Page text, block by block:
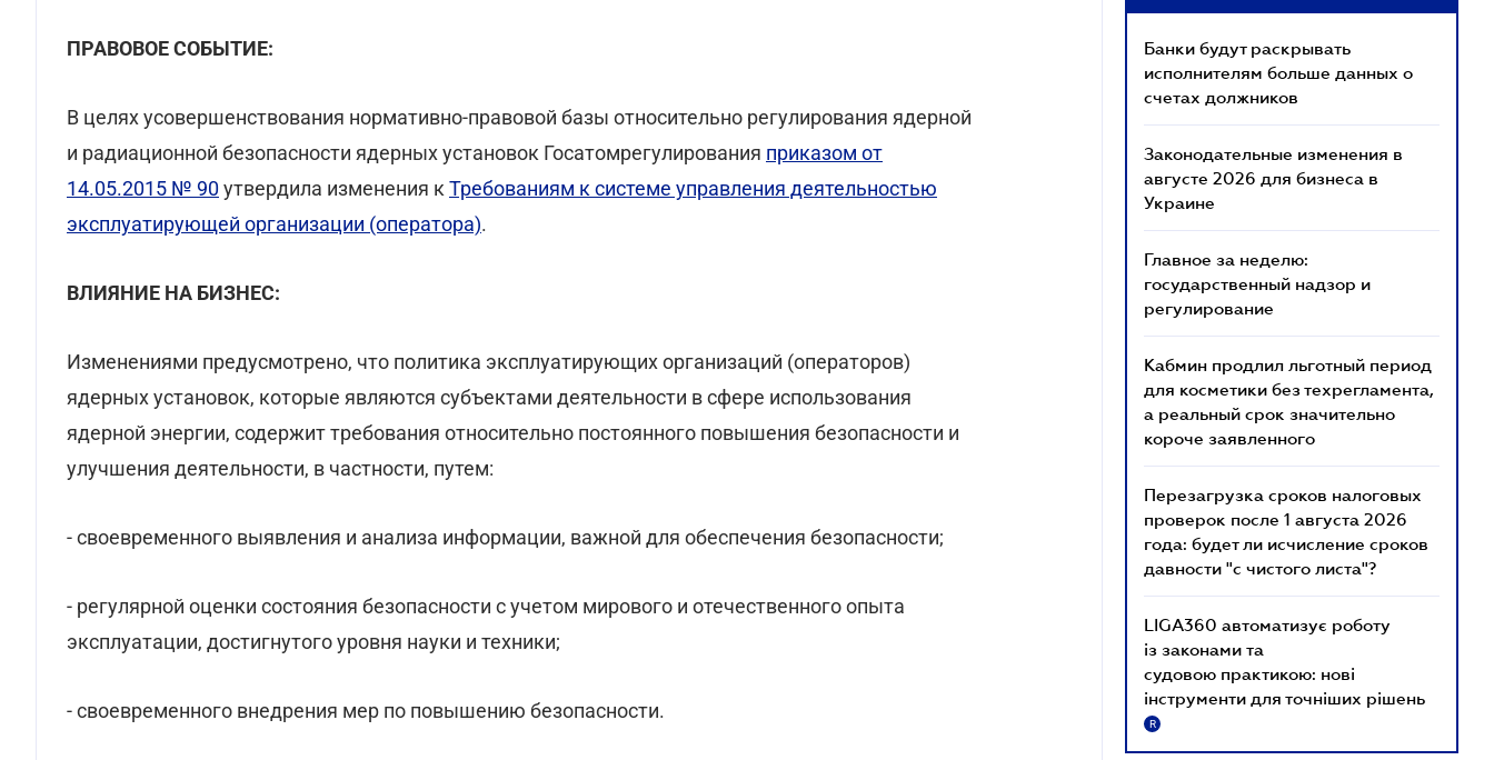
ПРАВОВОЕ СОБЫТИЕ:
В целях усовершенствования нормативно-правовой базы относительно регулирования ядерной
и радиационной безопасности ядерных установок Госатомрегулирования приказом от
14.05.2015 № 90утвердила изменения к Требованиям к системе управления деятельностью
эксплуатирующей организации (оператора).
ВЛИЯНИЕ НА БИЗНЕС:
Изменениями предусмотрено, что политика эксплуатирующих организаций (операторов)
ядерных установок, которые являются субъектами деятельности в сфере использования
ядерной энергии, содержит требования относительно постоянного повышения безопасности и
улучшения деятельности, в частности, путем:
- своевременного выявления и анализа информации, важной для обеспечения безопасности;
- регулярной оценки состояния безопасности с учетом мирового и отечественного опыта
эксплуатации, достигнутого уровня науки и техники;
- своевременного внедрения мер по повышению безопасности.
Банки будут раскрывать
исполнителям больше данных о
счетах должников
Законодательные изменения в
августе 2026 для бизнеса в
Украине
Главное за неделю:
государственный надзор и
регулирование
Кабмин продлил льготный период
для косметики без техрегламента,
а реальный срок значительно
короче заявленного
Перезагрузка сроков налоговых
проверок после 1 августа 2026
года: будет ли исчисление сроков
давности "с чистого листа"?
LIGA360 автоматизує роботу
із законами та
судовою практикою: нові
інструменти для точніших рішень
R